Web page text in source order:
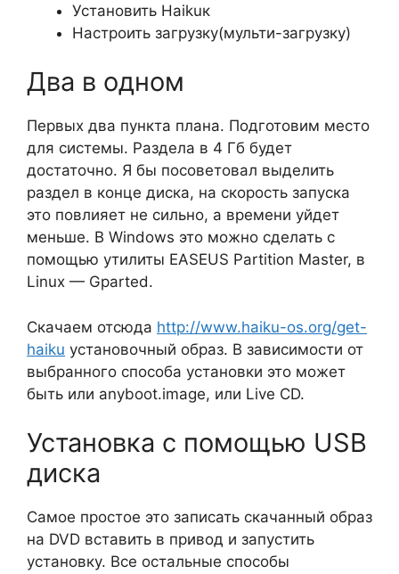
Установить Haikuк
Настроить загрузку(мульти-загрузку)
Два в одном
Первых два пункта плана. Подготовим место
для системы. Раздела в 4 Гб будет
достаточно. Я бы посоветовал выделить
раздел в конце диска, на скорость запуска
это повлияет не сильно, а времени уйдет
меньше. В Windows это можно сделать с
помощью утилиты EASEUS Partition Master, в
Linux — Gparted.
Скачаем отсюда http://www.haiku-os.org/get-
haiku установочный образ. В зависимости от
выбранного способа установки это может
быть или anyboot.image, или Live CD.
Установка с помощью USB
диска
Самое простое это записать скачанный образ
на DVD вставить в привод и запустить
установку. Все остальные способы